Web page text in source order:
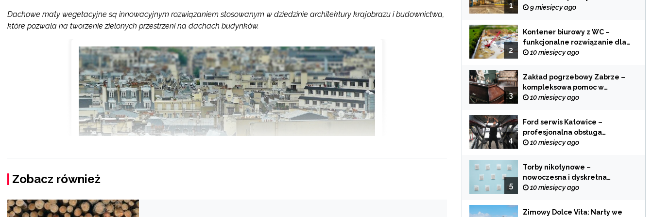
Dachowe maty wegetacyjne są innowacyjnym rozwiązaniem stosowanym w dziedzinie architektury krajobrazu i budownictwa,
które pozwala na tworzenie zielonych przestrzeni na dachach budynków.
Zobacz również
1
zastosowania
9 miesięcy ago
2
Kontener biurowy z WC –
funkcjonalne rozwiązanie dla
każdej branży
10 miesięcy ago
3
Zakład pogrzebowy Zabrze –
kompleksowa pomoc w
trudnych chwilach
10 miesięcy ago
4
Ford serwis Katowice –
profesjonalna obsługa
Twojego samochodu
10 miesięcy ago
5
Torby nikotynowe –
nowoczesna i dyskretna
alternatywa dla tradycyjnego
10 miesięcy ago
Zimowy Dolce Vita: Narty we